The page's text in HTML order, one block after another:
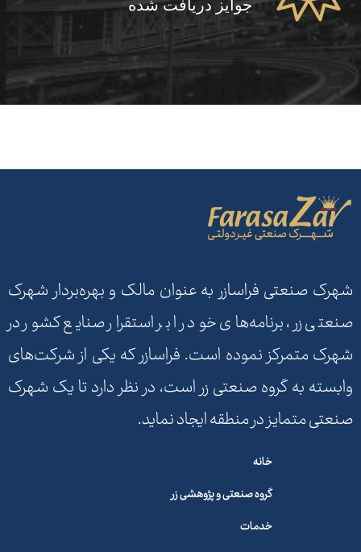
جوایز دریافت شده
شهرک صنعتی فراسازر به عنوان مالک و بهره‌بردار شهرک
صنعتی زر، برنامه‌های خود را بر استقرار صنایع کشور در
شهرک متمرکز نموده است. فراسازر که یکی از شرکت‌های
وابسته به گروه صنعتی زر است، در نظر دارد تا یک شهرک
صنعتی متمایز در منطقه ایجاد نماید.
خانه
گروه صنعتی و پژوهشی زر
خدمات